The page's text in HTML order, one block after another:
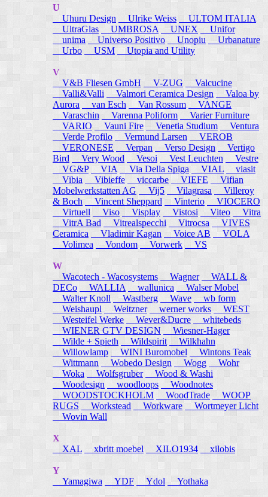
U
Uhuru Design
Ulrike Weiss
ULTOM ITALIA
UltraGlas
UMBROSA UNEX
Unifor
unima
Universo Positivo Unopiu
Urbanature
Urbo
USM Utopia and Utility
V
V&B Fliesen GmbH
V-ZUG
Valcucine
Valli&Valli
Valmori Ceramica Design
Valoa by
Aurora
van Esch Van Rossum
VANGE
Varaschin
Varenna Poliform
Varier Furniture
VARIO
Vauni Fire Venetia Studium
Ventura
Verde Profilo
Vermund Larsen
VEROB
VERONESE
Verpan Verso Design
Vertigo
Bird
Very Wood Vesoi Vest Leuchten
Vestre
VG&P
VIA Via Della Spiga VIAL
viasit
Vibia
Vibieffe viccarbe VIEFE
Vifian
Mobelwerkstatten AG
Vij5 Vilagrasa
Villeroy
& Boch
Vincent Sheppard Vinterio
VIOCERO
Virtuell
Viso Visplay Vistosi Viteo
Vitra
VitrA Bad
Vitrealspecchi Vitrocsa
VIVES
Ceramica
Vladimir Kagan Voice AB
VOLA
Volimea
Vondom Vorwerk VS
W
Wacotech - Wacosystems
Wagner
WALL &
DECo
WALLIA wallunica
Walser Mobel
Walter Knoll
Wastberg Wave
wb form
Weishaupl
Weitzner werner works
WEST
Westeifel Werke
Wever&Ducre
whitebeds
WIENER GTV DESIGN
Wiesner-Hager
Wilde + Spieth
Wildspirit
Wilkhahn
Willowlamp
WINI Buromobel
Wintons Teak
Wittmann
Wobedo Design Wogg
Wohr
Woka
Wolfsgruber
Wood & Washi
Woodesign
woodloops
Woodnotes
WOODSTOCKHOLM
WoodTrade
WOOP
RUGS
Workstead Workware
Wortmeyer Licht
Wovin Wall
X
XAL
xbritt moebel XILO1934 xilobis
Y
Yamagiwa
YDF Ydol Yothaka